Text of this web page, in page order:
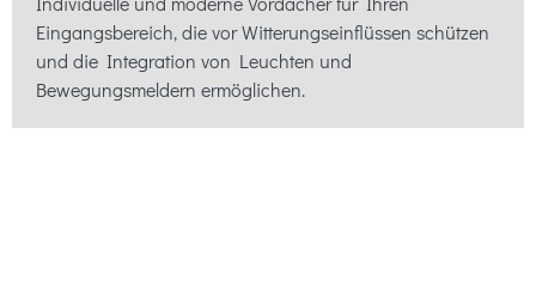
Eingangsbereich, die vor Witterungseinflüssen schützen
und die Integration von Leuchten und
Bewegungsmeldern ermöglichen.